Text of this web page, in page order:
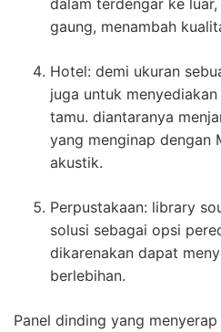
gaung, menambah
Hotel: demi ukuran
juga untuk
tamu. diantaranya
yang menginap dengan
akustik.
Perpustakaan: library
solusi sebagai opsi
dikarenakan dapat
berlebihan.
Panel dinding yang